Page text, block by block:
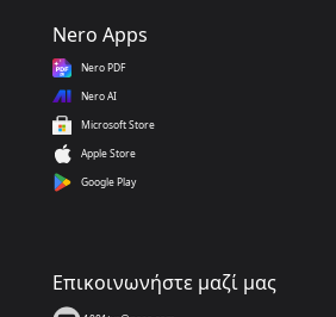
Nero Apps
Nero PDF
Nero AI
Microsoft Store
Apple Store
Google Play
Επικοινωνήστε μαζί μας